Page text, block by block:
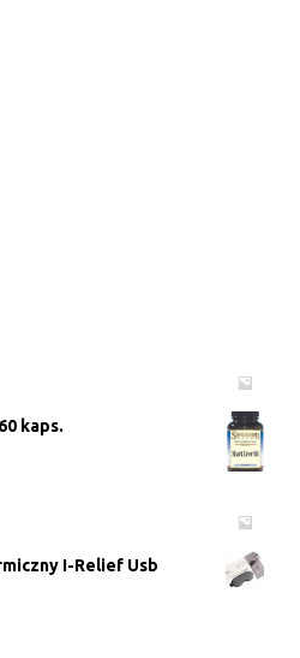
kaps.
I-Relief Usb